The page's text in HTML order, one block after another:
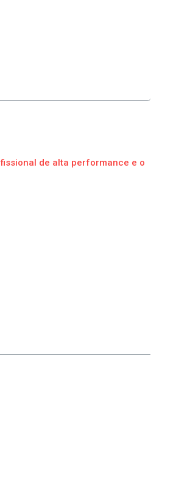
de alta performance e o